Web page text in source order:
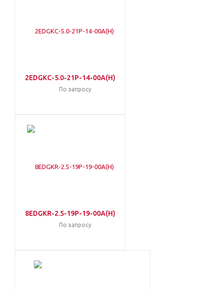
2EDGKC-5.0-21P-14-00A(H)
По запросу
8EDGKR-2.5-19P-19-00A(H)
По запросу